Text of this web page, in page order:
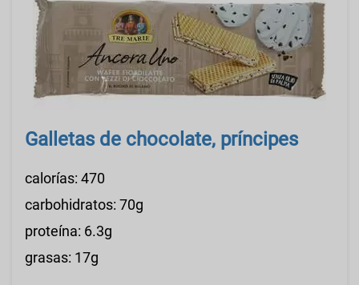
Galletas de chocolate, príncipes
calorías: 470
carbohidratos: 70g
proteína: 6.3g
grasas: 17g